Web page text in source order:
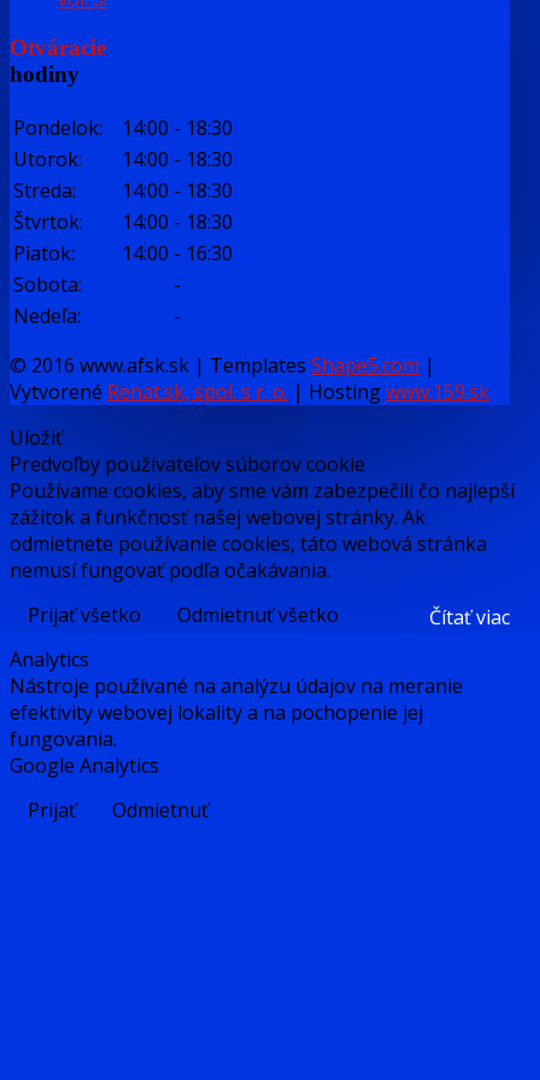
Otváracie
hodiny
Pondelok: 14:00 - 18:30
Utorok:
14:00 - 18:30
Streda:
14:00 - 18:30
Štvrtok:
14:00 - 18:30
Piatok:
14:00 - 16:30
Sobota:
-
Nedeľa:
-
© 2016 www.afsk.sk | Templates Shape5.com |
Vytvorené Renat.sk, spol. s r. o. | Hostingwww.159.sk
Uložiť
Predvoľby používateľov súborov cookie
Používame cookies, aby sme vám zabezpečili čo najlepší
zážitok a funkčnosť našej webovej stránky. Ak
odmietnete používanie cookies, táto webová stránka
nemusí fungovať podľa očakávania.
Prijať všetko
Odmietnuť všetko
Čítať viac
Analytics
Nástroje používané na analýzu údajov na meranie
efektivity webovej lokality a na pochopenie jej
fungovania.
Google Analytics
Prijať
Odmietnuť